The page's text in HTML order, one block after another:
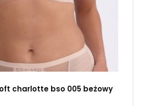
charlotte bso 005 beżowy